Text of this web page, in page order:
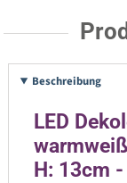
Beschreibung
LED
H: 13cm